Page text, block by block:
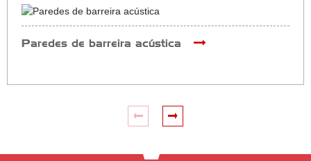
Paredes de barreira acústica